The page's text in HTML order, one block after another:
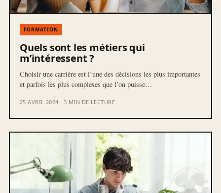
FORMATION
Quels sont les métiers qui
m’intéressent ?
Choisir une carrière est l’une des décisions les plus importantes
et parfois les plus complexes que l’on puisse…
25 AVRIL 2024 · 3 MIN DE LECTURE